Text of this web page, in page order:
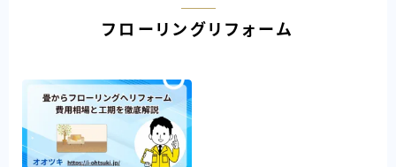
フローリングリフォーム